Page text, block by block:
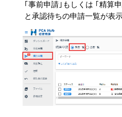
｢事前申請｣もしくは ｢精算
と承認待ちの申請一覧が表